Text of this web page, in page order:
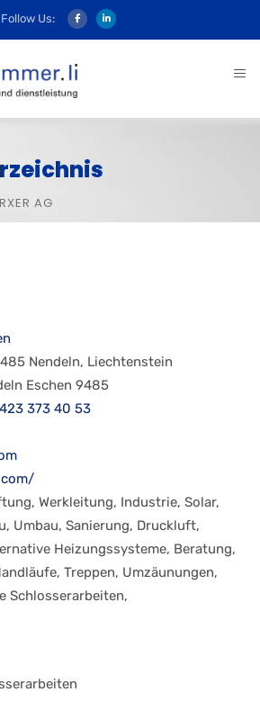
Follow Us:
AG
Nendeln, Liechtenstein
Eschen 9485
373 40 53
Werkleitung, Industrie, Solar,
Umbau, Sanierung, Druckluft,
Heizungssysteme, Beratung,
Treppen, Umzäunungen,
Schlosserarbeiten,